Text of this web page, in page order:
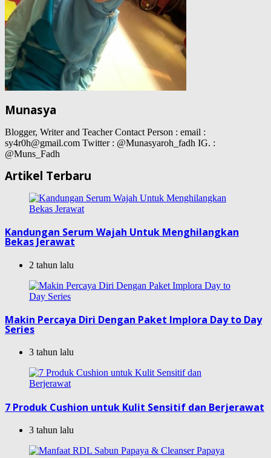
Munasya
Blogger, Writer and Teacher Contact Person : email :
sy4r0h@gmail.com Twitter : @Munasyaroh_fadh IG. :
@Muns_Fadh
Artikel Terbaru
Kandungan Serum Wajah Untuk Menghilangkan
Bekas Jerawat
2 tahun lalu
Makin Percaya Diri Dengan Paket Implora Day to Day
Series
3 tahun lalu
7 Produk Cushion untuk Kulit Sensitif dan Berjerawat
3 tahun lalu